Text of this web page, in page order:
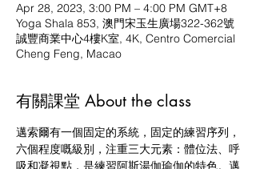
Apr 28, 2023, 3:00 PM – 4:00 PM GMT+8
Yoga Shala 853, 澳門宋玉生廣場322-362號
誠豐商業中心4樓K室, 4K, Centro Comercial
Cheng Feng, Macao
有關課堂 About the class
邁索爾有一個固定的系統，固定的練習序列，
六個程度嘅級別，注重三大元素：體位法、呼
吸和凝視點，是練習阿斯湯伽瑜伽的特色。邁